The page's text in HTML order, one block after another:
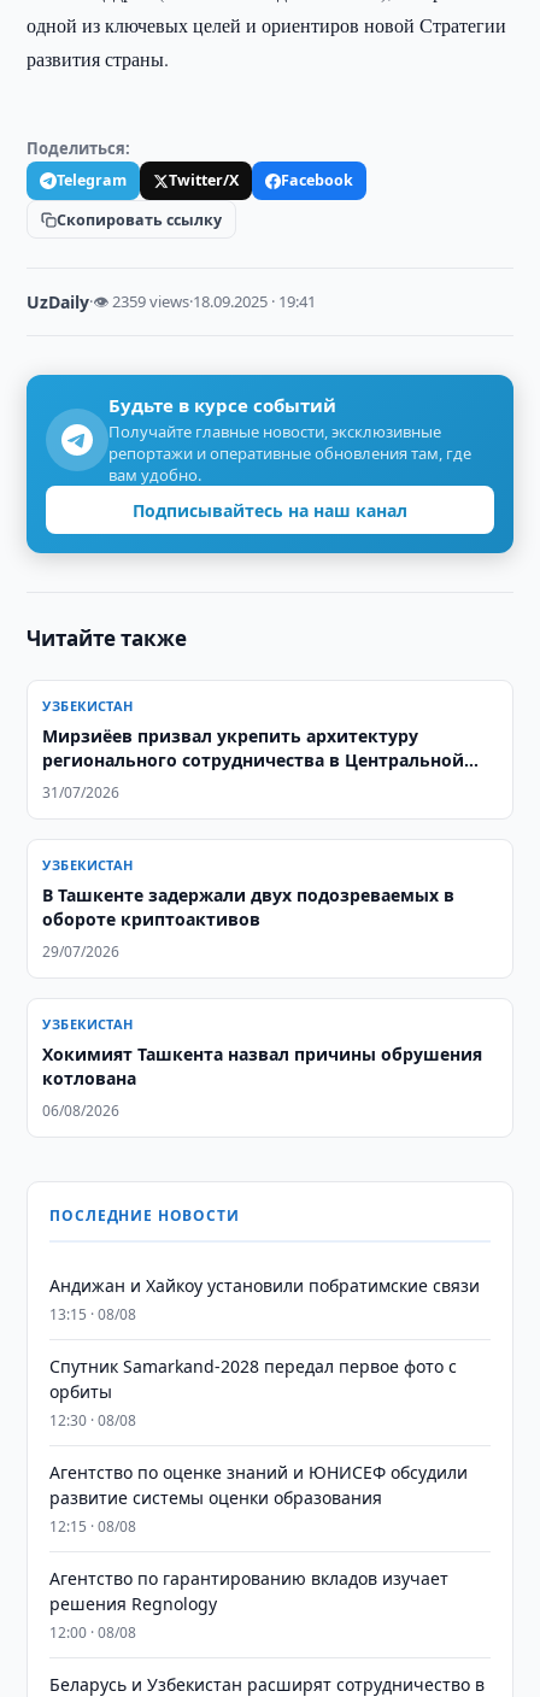
одной из ключевых целей и ориентиров новой Стратегии
развития страны.
Поделиться:
Telegram Twitter/X
Facebook
Скопировать ссылку
UzDaily·👁 2359 views·18.09.2025 · 19:41
Будьте в курсе событий
Получайте главные новости, эксклюзивные
репортажи и оперативные обновления там, где
вам удобно.
Подписывайтесь на наш канал
Читайте также
УЗБЕКИСТАН
Мирзиёев призвал укрепить архитектуру
регионального сотрудничества в Центральной
Азии
31/07/2026
УЗБЕКИСТАН
В Ташкенте задержали двух подозреваемых в
обороте криптоактивов
29/07/2026
УЗБЕКИСТАН
Хокимият Ташкента назвал причины обрушения
котлована
06/08/2026
ПОСЛЕДНИЕ НОВОСТИ
Андижан и Хайкоу установили побратимские связи
13:15 · 08/08
Спутник Samarkand-2028 передал первое фото с
орбиты
12:30 · 08/08
Агентство по оценке знаний и ЮНИСЕФ обсудили
развитие системы оценки образования
12:15 · 08/08
Агентство по гарантированию вкладов изучает
решения Regnology
12:00 · 08/08
Беларусь и Узбекистан расширят сотрудничество в